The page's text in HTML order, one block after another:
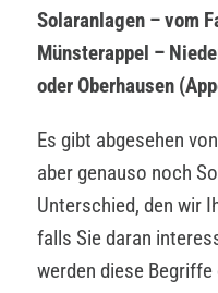
Solaranlagen – vom
Münsterappel –
oder Oberhausen
Es gibt abgesehen
aber genauso noch
Unterschied, den wir
falls Sie daran
werden diese